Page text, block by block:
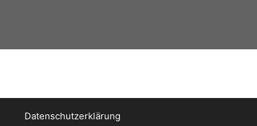
Datenschutzerklärung